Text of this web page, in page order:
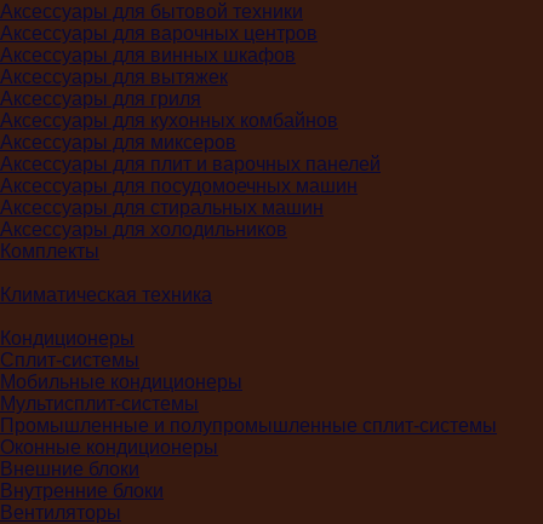
Аксессуары для бытовой техники
Аксессуары для варочных центров
Аксессуары для винных шкафов
Аксессуары для вытяжек
Аксессуары для гриля
Аксессуары для кухонных комбайнов
Аксессуары для миксеров
Аксессуары для плит и варочных панелей
Аксессуары для посудомоечных машин
Аксессуары для стиральных машин
Аксессуары для холодильников
Комплекты
Климатическая техника
Кондиционеры
Сплит-системы
Мобильные кондиционеры
Мультисплит-системы
Промышленные и полупромышленные сплит-системы
Оконные кондиционеры
Внешние блоки
Внутренние блоки
Вентиляторы